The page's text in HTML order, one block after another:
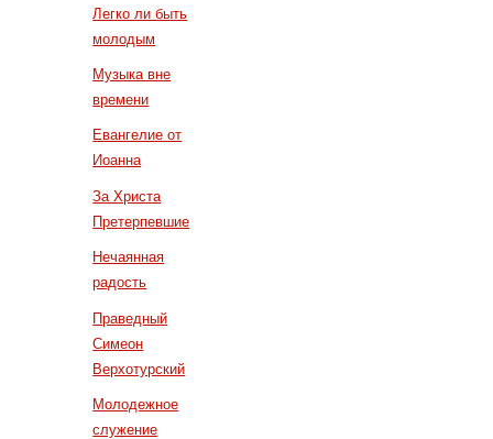
Легко ли быть
молодым
Музыка вне
времени
Евангелие от
Иоанна
За Христа
Претерпевшие
Нечаянная
радость
Праведный
Симеон
Верхотурский
Молодежное
служение